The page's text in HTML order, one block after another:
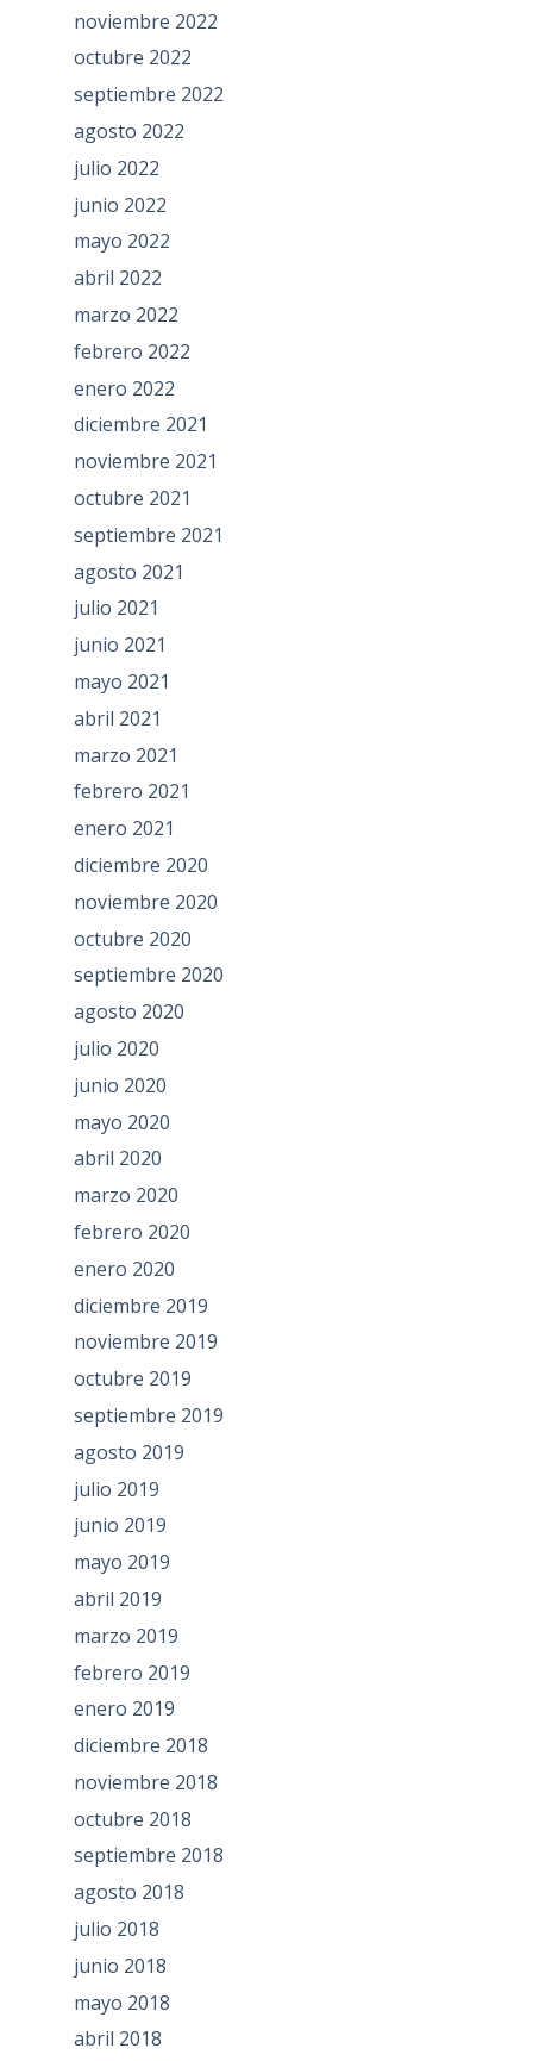
noviembre 2022
octubre 2022
septiembre 2022
agosto 2022
julio 2022
junio 2022
mayo 2022
abril 2022
marzo 2022
febrero 2022
enero 2022
diciembre 2021
noviembre 2021
octubre 2021
septiembre 2021
agosto 2021
julio 2021
junio 2021
mayo 2021
abril 2021
marzo 2021
febrero 2021
enero 2021
diciembre 2020
noviembre 2020
octubre 2020
septiembre 2020
agosto 2020
julio 2020
junio 2020
mayo 2020
abril 2020
marzo 2020
febrero 2020
enero 2020
diciembre 2019
noviembre 2019
octubre 2019
septiembre 2019
agosto 2019
julio 2019
junio 2019
mayo 2019
abril 2019
marzo 2019
febrero 2019
enero 2019
diciembre 2018
noviembre 2018
octubre 2018
septiembre 2018
agosto 2018
julio 2018
junio 2018
mayo 2018
abril 2018